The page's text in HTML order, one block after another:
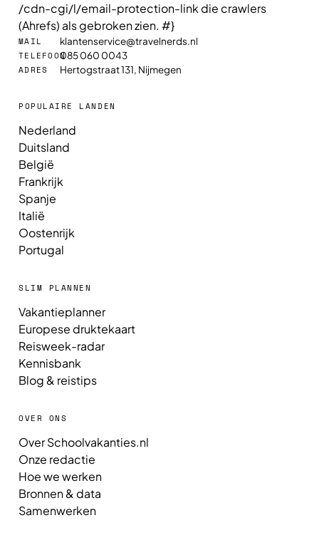
/cdn-cgi/l/email-protection-link die crawlers
(Ahrefs) als gebroken zien. #}
MAIL klantenservice@travelnerds.nl
TELEFOON085 060 0043
ADRES Hertogstraat 131, Nijmegen
POPULAIRE LANDEN
Nederland
Duitsland
België
Frankrijk
Spanje
Italië
Oostenrijk
Portugal
SLIM PLANNEN
Vakantieplanner
Europese druktekaart
Reisweek-radar
Kennisbank
Blog & reistips
OVER ONS
Over Schoolvakanties.nl
Onze redactie
Hoe we werken
Bronnen & data
Samenwerken